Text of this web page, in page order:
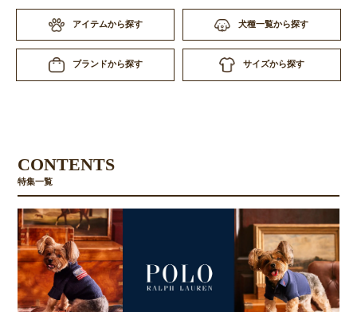
アイテムから探す 犬種一覧から探す
ブランドから探す サイズから探す
CONTENTS
特集一覧